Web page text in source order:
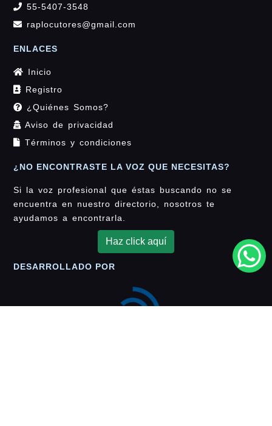
55-5407-3548
raplocutores@gmail.com
ENLACES
Inicio
Registro
¿Quiénes Somos?
Aviso de privacidad
Términos y condiciones
¿NO ENCONTRASTE LA VOZ QUE NECESITAS?
Si la voz profesional que éstas buscando no se
encuentra en nuestro directorio, nosotros te
ayudamos a encontrarla.
Haz click aquí
DESARROLLADO POR